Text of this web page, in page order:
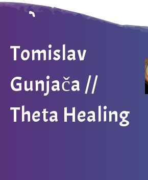
content
Tomislav
Gunjača //
Theta Healing